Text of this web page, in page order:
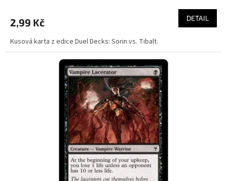
2,99 Kč DETAIL
Kusová karta z edice Duel Decks: Sorin vs. Tibalt.